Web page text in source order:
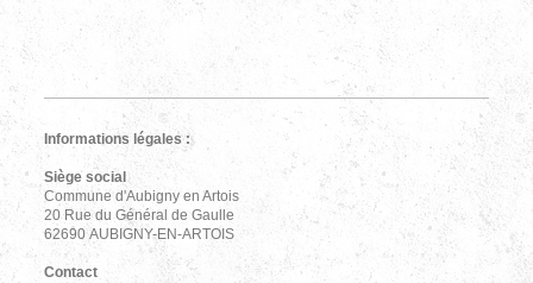
Informations légales :
Siège social
Commune d'Aubigny en Artois
20 Rue du Général de Gaulle
62690 AUBIGNY-EN-ARTOIS
Contact